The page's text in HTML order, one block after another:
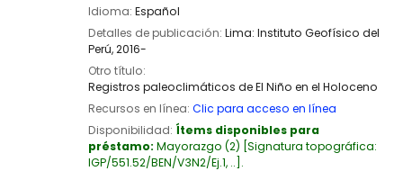
Idioma: Español
Detalles de publicación: Lima: Instituto Geofísico del
Perú,2016-
Otro título:
Registros paleoclimáticos de El Niño en el Holoceno
Recursos en línea: Clic para acceso en línea
Disponibilidad: Ítems disponibles para
préstamo: Mayorazgo (2) Signatura topográfica:
IGP/551.52/BEN/V3N2/Ej.1, .. .